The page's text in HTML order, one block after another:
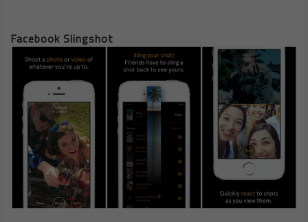
Facebook Slingshot